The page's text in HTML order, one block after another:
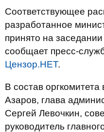
Соответствующее
разработанное
принято на
сообщает пресс-
Цензор.НЕТ.
В состав
Азаров, глава
Сергей Левочкин,
руководитель